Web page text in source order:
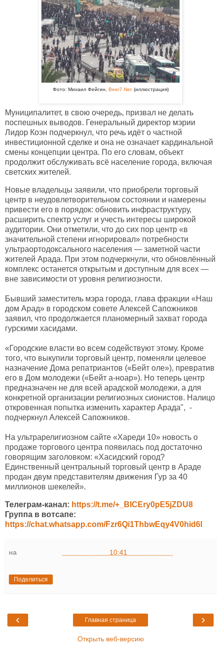
Фото: Михаил Фейгин, Beer7.Net (иллюстрация)
Муниципалитет, в свою очередь, призвал не делать
поспешных выводов. Генеральный директор мэрии
Лидор Коэн подчеркнул, что речь идёт о частной
инвестиционной сделке и она не означает кардинальной
смены концепции центра. По его словам, объект
продолжит обслуживать всё население города, включая
светских жителей.
Новые владельцы заявили, что приобрели торговый
центр в неудовлетворительном состоянии и намерены
привести его в порядок: обновить инфраструктуру,
расширить спектр услуг и учесть интересы широкой
аудитории. Они отметили, что до сих пор центр «в
значительной степени игнорировал» потребности
ультраортодоксального населения — заметной части
жителей Арада. При этом подчеркнули, что обновлённый
комплекс останется открытым и доступным для всех —
вне зависимости от уровня религиозности.
Бывший заместитель мэра города, глава фракции «Наш
дом Арад» в городском совете Алексей Сапожников
заявил, что продолжается планомерный захват города
гурскими хасидами.
«Городские власти во всем содействуют этому. Кроме
того, что выкупили торговый центр, поменяли целевое
назначение Дома репатриантов («Бейт оле»), превратив
его в Дом молодежи («Бейт а-ноар»). Но теперь центр
предназначен не для всей арадской молодежи, а для
конкретной организации религиозных сионистов. Налицо
откровенная попытка изменить характер Арада", -
подчеркнул Алексей Сапожников.
На ультрарелигиозном сайте «Хареди 10» новость о
продаже торгового центра появилась под достаточно
говорящим заголовком: «Хасидский город?
Единственный центральный торговый центр в Араде
продан двум представителям движения Гур за 40
миллионов шекелей».
Телеграм-канал: https://t.me/+_BICEry0pE5jZDU8
Группа в вотсапе:
https://chat.whatsapp.com/Fzr6Qi1ThbwEqy4V0hid6l
на 10:41
Поделиться
‹ ›
Главная страница
Открыть веб-версию